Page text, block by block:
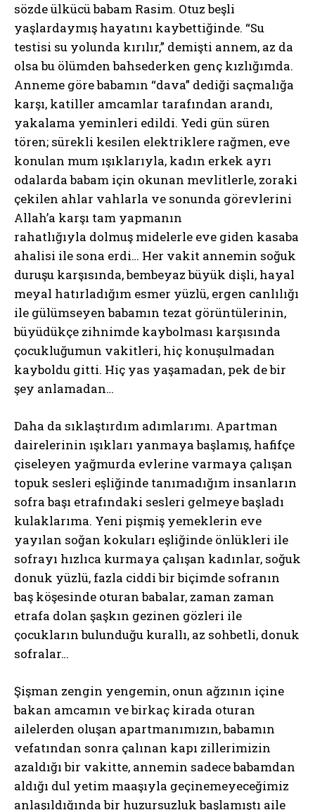
sözde ülkücü babam Rasim. Otuz beşli
yaşlardaymış hayatını kaybettiğinde. “Su
testisi su yolunda kırılır,” demişti annem, az da
olsa bu ölümden bahsederken genç kızlığımda.
Anneme göre babamın “dava” dediği saçmalığa
karşı, katiller amcamlar tarafından arandı,
yakalama yeminleri edildi. Yedi gün süren
tören; sürekli kesilen elektriklere rağmen, eve
konulan mum ışıklarıyla, kadın erkek ayrı
odalarda babam için okunan mevlitlerle, zoraki
çekilen ahlar vahlarla ve sonunda görevlerini
Allah’a karşı tam yapmanın
rahatlığıyla dolmuş midelerle eve giden kasaba
ahalisi ile sona erdi… Her vakit annemin soğuk
duruşu karşısında, bembeyaz büyük dişli, hayal
meyal hatırladığım esmer yüzlü, ergen canlılığı
ile gülümseyen babamın tezat görüntülerinin,
büyüdükçe zihnimde kaybolması karşısında
çocukluğumun vakitleri, hiç konuşulmadan
kayboldu gitti. Hiç yas yaşamadan, pek de bir
şey anlamadan…
Daha da sıklaştırdım adımlarımı. Apartman
dairelerinin ışıkları yanmaya başlamış, hafifçe
çiseleyen yağmurda evlerine varmaya çalışan
topuk sesleri eşliğinde tanımadığım insanların
sofra başı etrafındaki sesleri gelmeye başladı
kulaklarıma. Yeni pişmiş yemeklerin eve
yayılan soğan kokuları eşliğinde önlükleri ile
sofrayı hızlıca kurmaya çalışan kadınlar, soğuk
donuk yüzlü, fazla ciddi bir biçimde sofranın
baş köşesinde oturan babalar, zaman zaman
etrafa dolan şaşkın gezinen gözleri ile
çocukların bulunduğu kurallı, az sohbetli, donuk
sofralar…
Şişman zengin yengemin, onun ağzının içine
bakan amcamın ve birkaç kirada oturan
ailelerden oluşan apartmanımızın, babamın
vefatından sonra çalınan kapı zillerimizin
azaldığı bir vakitte, annemin sadece babamdan
aldığı dul yetim maaşıyla geçinemeyeceğimiz
anlaşıldığında bir huzursuzluk başlamıştı aile